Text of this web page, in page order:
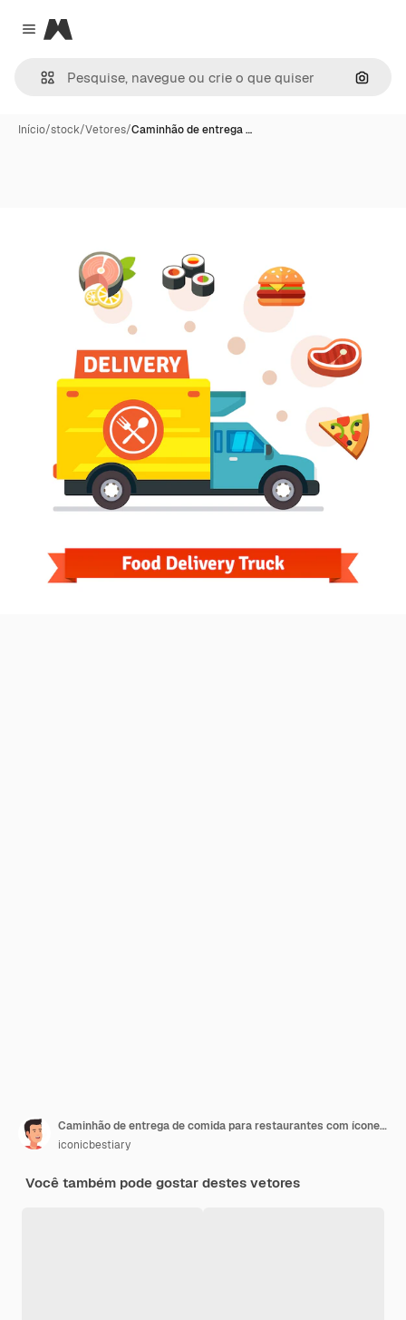
Close menu
Magnific
Início/stock/Vetores/Caminhão de entrega …
Caminhão de entrega de comida para restaurantes com ícones de refeição
iconicbestiary
Você também pode gostar destes vetores